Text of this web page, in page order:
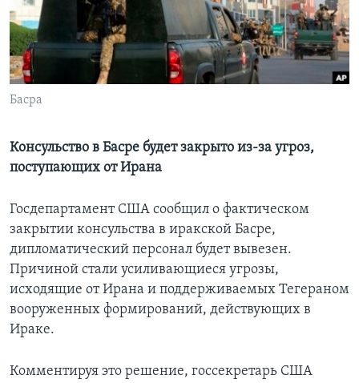
Learning English
СОЦИАЛЬНЫЕ СЕТИ
Языки
Басра
Консульство в Басре будет закрыто из-за угроз,
поступающих от Ирана
Госдепартамент США сообщил о фактическом
закрытии консульства в иракской Басре,
дипломатический персонал будет вывезен.
Причиной стали усиливающиеся угрозы,
исходящие от Ирана и поддерживаемых Тегераном
вооруженных формирований, действующих в
Ираке.
Комментируя это решение, госсекретарь США